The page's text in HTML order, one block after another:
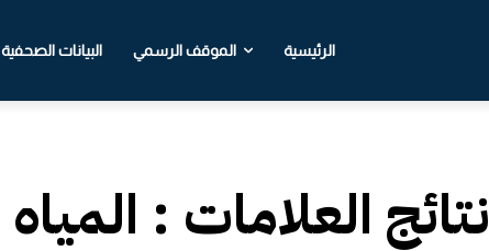
الرئيسية الموقف الرسمي البيانات الصحفية
نتائج العلامات : المياه